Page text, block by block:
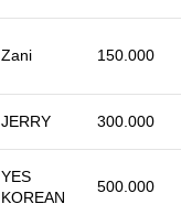
Zani 150.000
JERRY 300.000
YES
KOREAN
500.000